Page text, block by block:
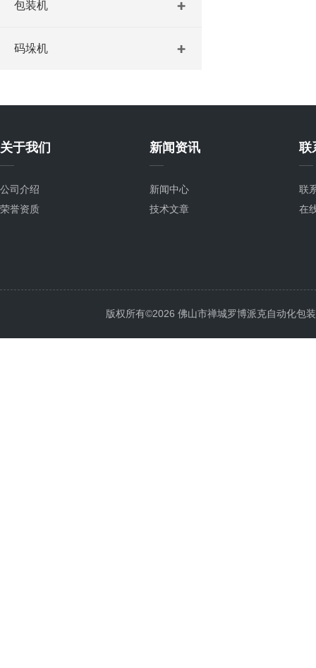
包装机
码垛机
关于我们
公司介绍
荣誉资质
新闻资讯
新闻中心
技术文章
联
联
在
版权所有©2026 佛山市禅城罗博派克自动化